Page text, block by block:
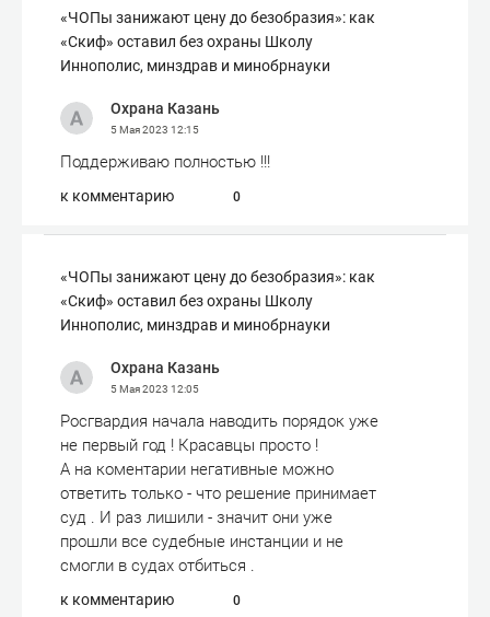
«ЧОПы занижают цену до безобразия»: как
«Скиф» оставил без охраны Школу
Иннополис, минздрав и минобрнауки
Охрана Казань
5 Мая 2023 12:15
Поддерживаю полностью !!!
к комментарию 0
«ЧОПы занижают цену до безобразия»: как
«Скиф» оставил без охраны Школу
Иннополис, минздрав и минобрнауки
Охрана Казань
5 Мая 2023 12:05
Росгвардия начала наводить порядок уже
не первый год ! Красавцы просто !
А на коментарии негативные можно
ответить только - что решение принимает
суд . И раз лишили - значит они уже
прошли все судебные инстанции и не
смогли в судах отбиться .
к комментарию 0